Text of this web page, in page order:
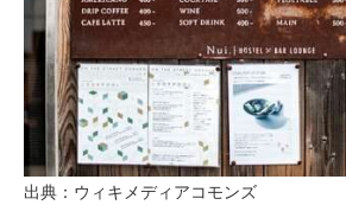
出典：ウィキメディアコモンズ